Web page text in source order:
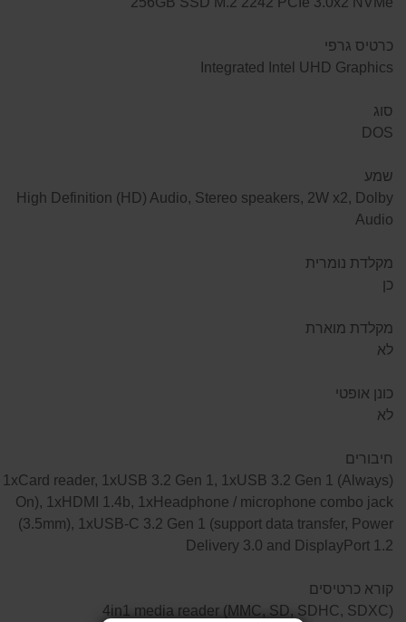
כרטיס גרפי
Integrated Intel UHD Graphics
סוג
DOS
שמע
High Definition (HD) Audio, Stereo speakers, 2W x2, Dolby
Audio
מקלדת נומרית
כן
מקלדת מוארת
לא
כונן אופטי
לא
חיבורים
(1xCard reader, 1xUSB 3.2 Gen 1, 1xUSB 3.2 Gen 1 (Always
On), 1xHDMI 1.4b, 1xHeadphone / microphone combo jack
(3.5mm), 1xUSB-C 3.2 Gen 1 (support data transfer, Power
Delivery 3.0 and DisplayPort 1.2
קורא כרטיסים
(4in1 media reader (MMC, SD, SDHC, SDXC